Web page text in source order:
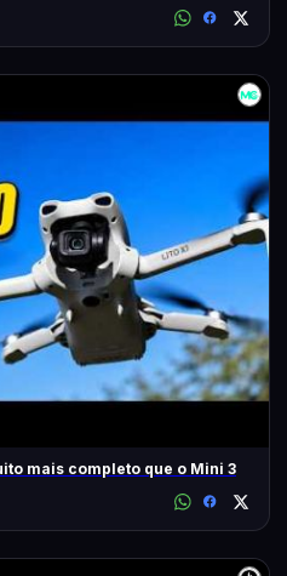
mais completo que o Mini 3